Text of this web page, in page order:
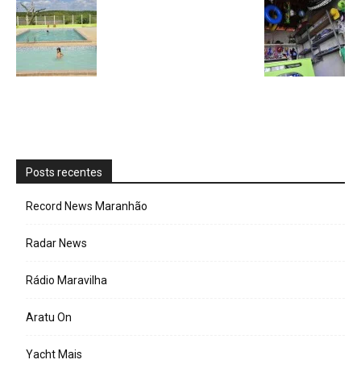
Posts recentes
Record News Maranhão
Radar News
Rádio Maravilha
Aratu On
Yacht Mais